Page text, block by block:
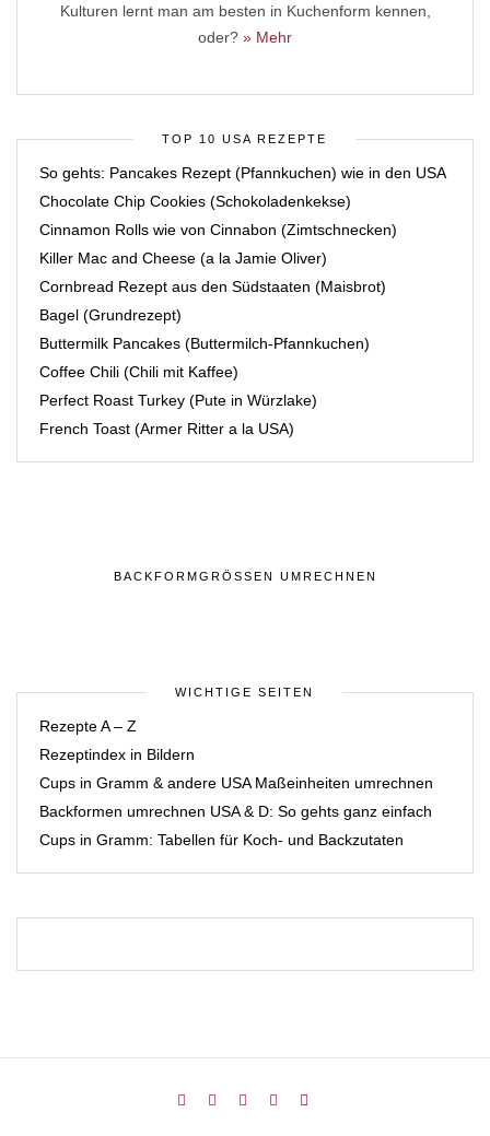
Kulturen lernt man am besten in Kuchenform kennen,
oder? » Mehr
TOP 10 USA REZEPTE
So gehts: Pancakes Rezept (Pfannkuchen) wie in den USA
Chocolate Chip Cookies (Schokoladenkekse)
Cinnamon Rolls wie von Cinnabon (Zimtschnecken)
Killer Mac and Cheese (a la Jamie Oliver)
Cornbread Rezept aus den Südstaaten (Maisbrot)
Bagel (Grundrezept)
Buttermilk Pancakes (Buttermilch-Pfannkuchen)
Coffee Chili (Chili mit Kaffee)
Perfect Roast Turkey (Pute in Würzlake)
French Toast (Armer Ritter a la USA)
BACKFORMGRÖSSEN UMRECHNEN
WICHTIGE SEITEN
Rezepte A – Z
Rezeptindex in Bildern
Cups in Gramm & andere USA Maßeinheiten umrechnen
Backformen umrechnen USA & D: So gehts ganz einfach
Cups in Gramm: Tabellen für Koch- und Backzutaten